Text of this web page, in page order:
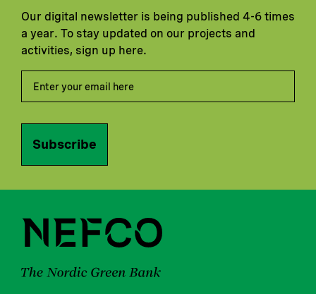
Our digital newsletter is being published 4-6 times
a year. To stay updated on our projects and
activities, sign up here.
Subscribe